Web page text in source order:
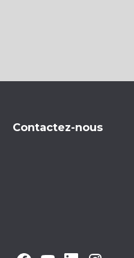
Contactez-nous